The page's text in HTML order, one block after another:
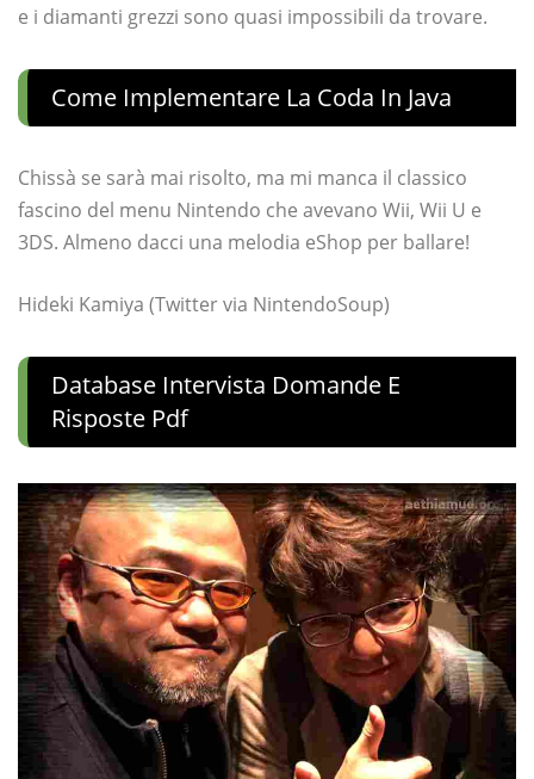
e i diamanti grezzi sono quasi impossibili da trovare.
Come Implementare La Coda In Java
Chissà se sarà mai risolto, ma mi manca il classico
fascino del menu Nintendo che avevano Wii, Wii U e
3DS. Almeno dacci una melodia eShop per ballare!
Hideki Kamiya (Twitter via NintendoSoup)
Database Intervista Domande E
Risposte Pdf